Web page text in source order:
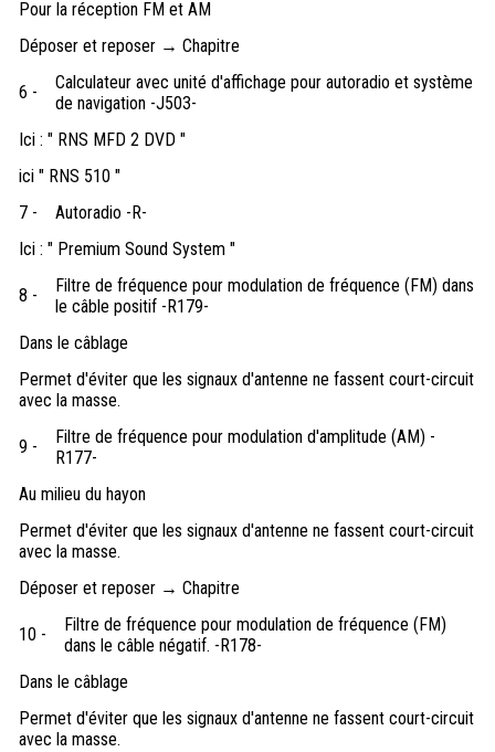
Pour la réception FM et AM
Déposer et reposer → Chapitre
6 -
Calculateur avec unité d'affichage pour autoradio et système
de navigation -J503-
Ici : " RNS MFD 2 DVD "
ici " RNS 510 "
7 -
Autoradio -R-
Ici : " Premium Sound System "
8 -
Filtre de fréquence pour modulation de fréquence (FM) dans
le câble positif -R179-
Dans le câblage
Permet d'éviter que les signaux d'antenne ne fassent court-circuit
avec la masse.
9 -
Filtre de fréquence pour modulation d'amplitude (AM) -
R177-
Au milieu du hayon
Permet d'éviter que les signaux d'antenne ne fassent court-circuit
avec la masse.
Déposer et reposer → Chapitre
10 -
Filtre de fréquence pour modulation de fréquence (FM)
dans le câble négatif. -R178-
Dans le câblage
Permet d'éviter que les signaux d'antenne ne fassent court-circuit
avec la masse.